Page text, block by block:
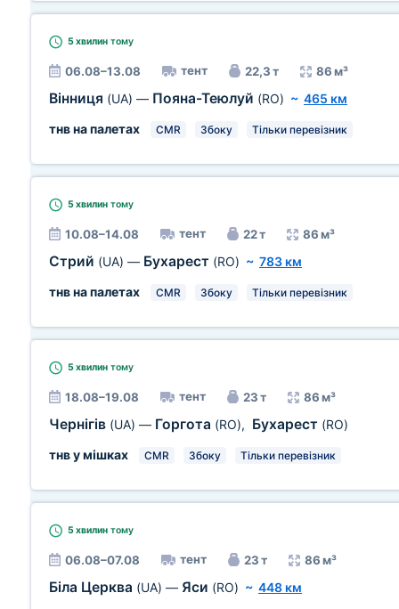
5 хвилин тому
06.08–13.08 тент 22,3 т 86 м³
Вінниця (UA) — Пояна-Теюлуй (RO) ~ 465 км
тнв на палетах
CMR Збоку Тільки перевізник
5 хвилин тому
10.08–14.08 тент 22 т 86 м³
Стрий (UA) — Бухарест (RO) ~ 783 км
тнв на палетах
CMR Збоку Тільки перевізник
5 хвилин тому
18.08–19.08 тент 23 т 86 м³
Чернігів (UA) — Горгота (RO), Бухарест (RO)
тнв у мішках
CMR Збоку Тільки перевізник
5 хвилин тому
06.08–07.08 тент 23 т 86 м³
Біла Церква (UA) — Яси (RO) ~ 448 км